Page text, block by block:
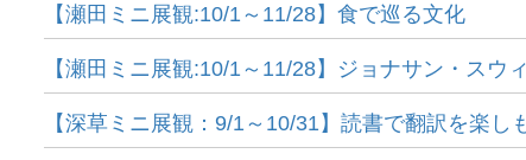
【瀬田ミニ展観:10/1～11/28】食で巡る文化
【瀬田ミニ展観:10/1～11/28】ジョナサン・スウ
【深草ミニ展観：9/1～10/31】読書で翻訳を楽し